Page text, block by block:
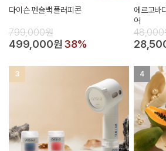
다이슨 펜슬백 플러피콘
799,000원
499,000원 38%
에르고바
어
48,000
3 4